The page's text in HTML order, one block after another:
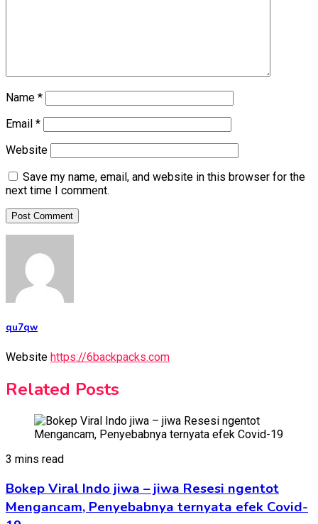
Name *
Email *
Website
Save my name, email, and website in this browser for the
next time I comment.
qu7qw
Website https://6backpacks.com
Related Posts
3 mins read
Bokep Viral Indo jiwa – jiwa Resesi ngentot
Mengancam, Penyebabnya ternyata efek Covid-